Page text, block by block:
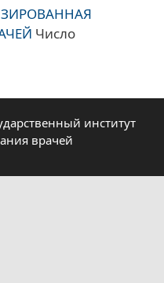
Число
институт
врачей